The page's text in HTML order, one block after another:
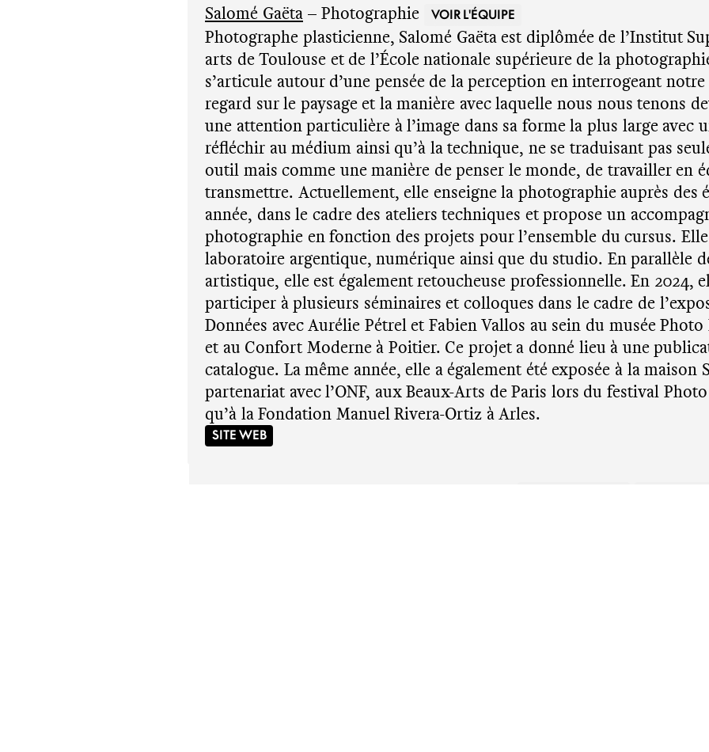
Salomé Gaëta – Photographie VOIR L'ÉQUIPE
Photographe plasticienne, Salomé Gaëta est diplômée de l’Institut
arts de Toulouse et de l’École nationale supérieure de la
s’articule autour d’une pensée de la perception en interrogeant
regard sur le paysage et la manière avec laquelle nous nous tenons
une attention particulière à l’image dans sa forme la plus large avec
réfléchir au médium ainsi qu’à la technique, ne se traduisant pas
outil mais comme une manière de penser le monde, de travailler en
transmettre. Actuellement, elle enseigne la photographie auprès des
année, dans le cadre des ateliers techniques et propose un
photographie en fonction des projets pour l’ensemble du cursus.
laboratoire argentique, numérique ainsi que du studio. En parallèle
artistique, elle est également retoucheuse professionnelle. En 2024,
participer à plusieurs séminaires et colloques dans le cadre de
Données avec Aurélie Pétrel et Fabien Vallos au sein du musée Photo
et au Confort Moderne à Poitier. Ce projet a donné lieu à une
catalogue. La même année, elle a également été exposée à la maison
partenariat avec l’ONF, aux Beaux-Arts de Paris lors du festival
qu’à la Fondation Manuel Rivera-Ortiz à Arles.
SITE WEB